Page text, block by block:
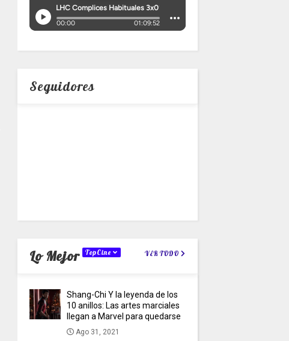
Seguidores
Lo Mejor TopCine VER TODO
Shang-Chi Y la leyenda de los
10 anillos: Las artes marciales
llegan a Marvel para quedarse
Ago 31, 2021